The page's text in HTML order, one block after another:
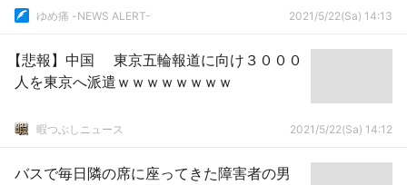
ゆめ痛 -NEWS ALERT- 2021/5/22(Sa) 14:13
【悲報】中国 東京五輪報道に向け３０００
人を東京へ派遣ｗｗｗｗｗｗｗｗ
暇つぶしニュース 2021/5/22(Sa) 14:12
バスで毎日隣の席に座ってきた障害者の男